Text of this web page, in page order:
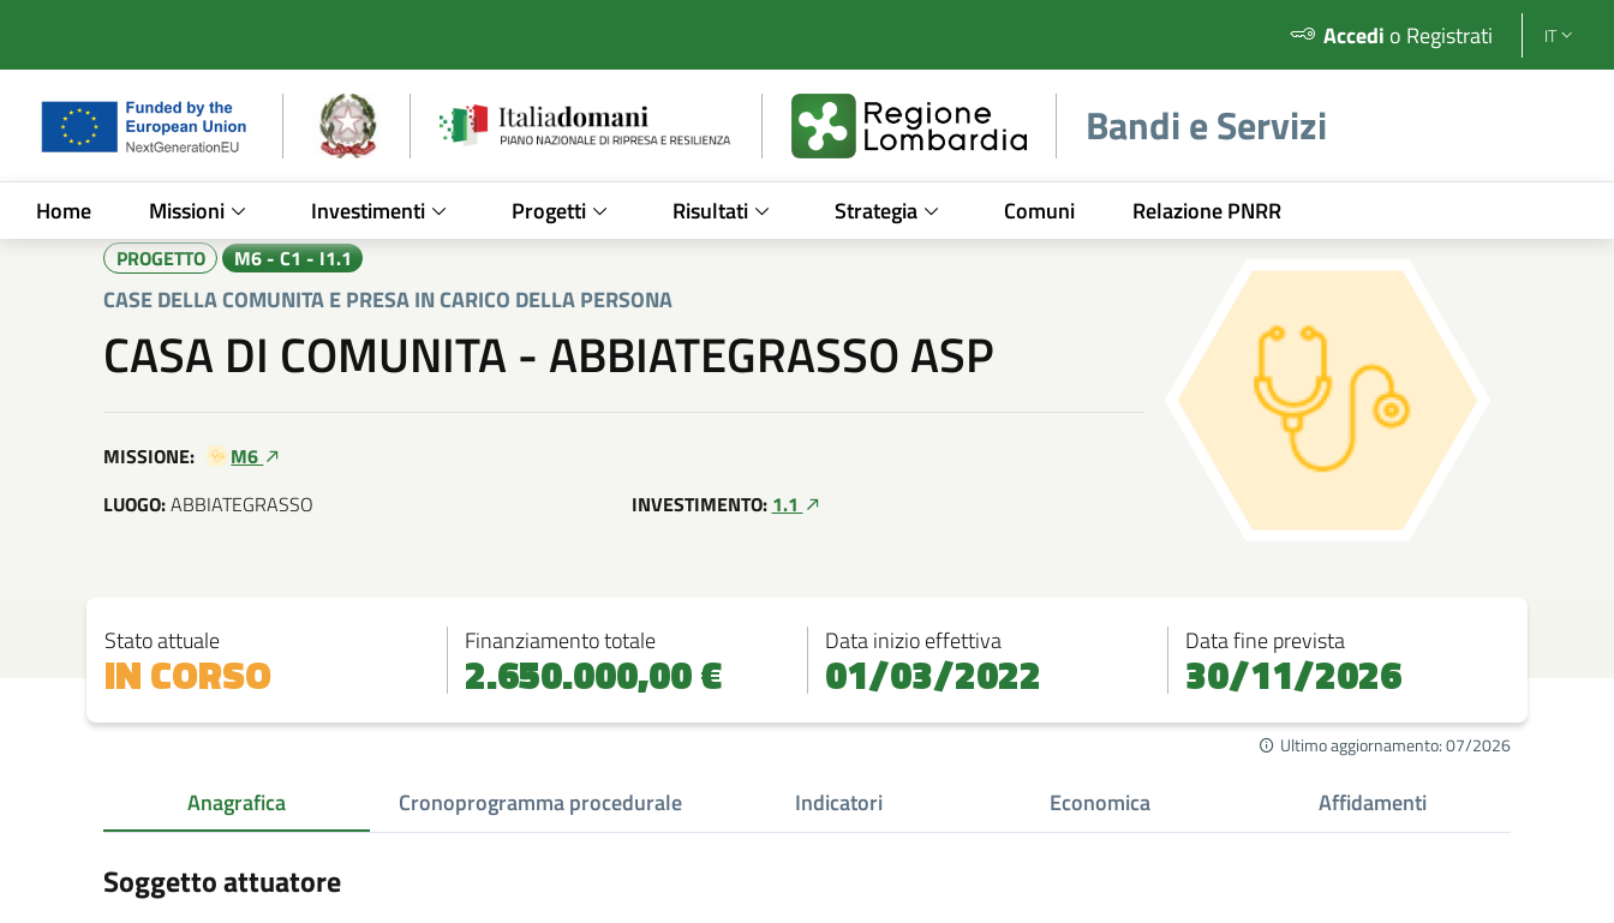
Accedi o Registrati IT
Bandi e Servizi
Home Missioni Investimenti Progetti Risultati Strategia Comuni Relazione PNRR
Investimenti PNRR / Case della Comunita e presa in carico della persona / CASA DI COMUNITA - ABBIATEGRASSO ASP
PROGETTO M6 - C1 - I1.1
CASE DELLA COMUNITA E PRESA IN CARICO DELLA PERSONA
CASA DI COMUNITA - ABBIATEGRASSO ASP
MISSIONE:
M6
LUOGO:ABBIATEGRASSO INVESTIMENTO: 1.1
Stato attuale
IN CORSO
Finanziamento totale
2.650.000,00 €
Data inizio effettiva
01/03/2022
Data fine prevista
30/11/2026
Ultimo aggiornamento: 07/2026
Anagrafica Cronoprogramma procedurale Indicatori Economica Affidamenti
Soggetto attuatore